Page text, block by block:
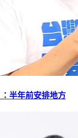
半年前安排地方